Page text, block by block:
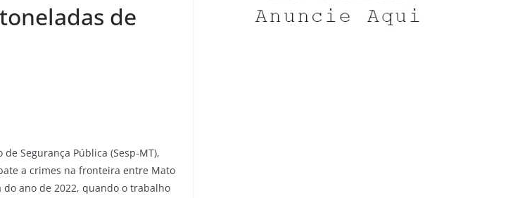
de
Segurança Pública (Sesp-MT),
a crimes na fronteira entre Mato
ano de 2022, quando o trabalho